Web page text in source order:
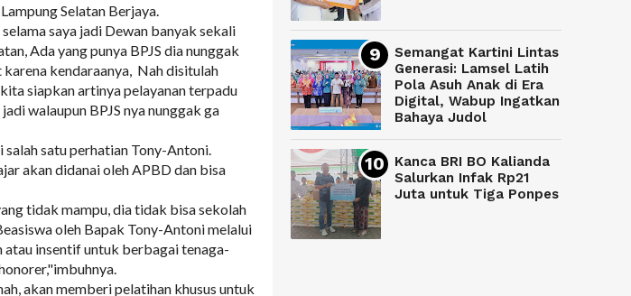
Selatan Berjaya.
saya jadi Dewan banyak sekali
Ada yang punya BPJS dia nunggak
kendaraanya, Nah disitulah
siapkan artinya pelayanan terpadu
walaupun BPJS nya nunggak ga
satu perhatian Tony-Antoni.
akan didanai oleh APBD dan bisa
tidak mampu, dia tidak bisa sekolah
oleh Bapak Tony-Antoni melalui
atau insentif untuk berbagai tenaga-
akan memberi pelatihan khusus untuk
Semangat Kartini Lintas
Generasi: Lamsel Latih
Pola Asuh Anak di Era
Digital, Wabup Ingatkan
Bahaya Judol
Kanca BRI BO Kalianda
Salurkan Infak Rp21
Juta untuk Tiga Ponpes